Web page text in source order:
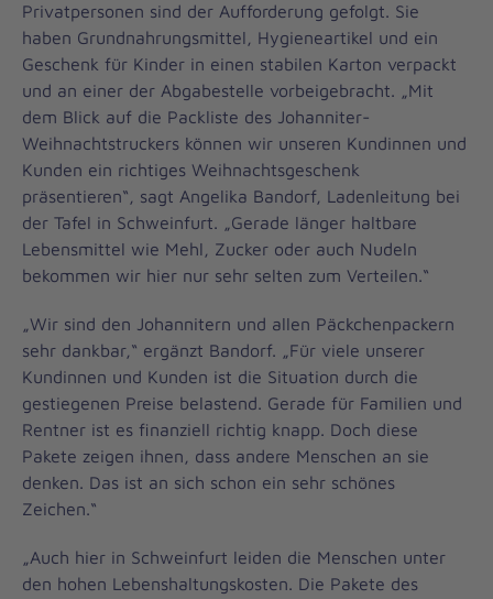
Privatpersonen sind der Aufforderung gefolgt. Sie
haben Grundnahrungsmittel, Hygieneartikel und ein
Geschenk für Kinder in einen stabilen Karton verpackt
und an einer der Abgabestelle vorbeigebracht. „Mit
dem Blick auf die Packliste des Johanniter-
Weihnachtstruckers können wir unseren Kundinnen und
Kunden ein richtiges Weihnachtsgeschenk
präsentieren“, sagt Angelika Bandorf, Ladenleitung bei
der Tafel in Schweinfurt. „Gerade länger haltbare
Lebensmittel wie Mehl, Zucker oder auch Nudeln
bekommen wir hier nur sehr selten zum Verteilen.“
„Wir sind den Johannitern und allen Päckchenpackern
sehr dankbar,“ ergänzt Bandorf. „Für viele unserer
Kundinnen und Kunden ist die Situation durch die
gestiegenen Preise belastend. Gerade für Familien und
Rentner ist es finanziell richtig knapp. Doch diese
Pakete zeigen ihnen, dass andere Menschen an sie
denken. Das ist an sich schon ein sehr schönes
Zeichen.“
„Auch hier in Schweinfurt leiden die Menschen unter
den hohen Lebenshaltungskosten. Die Pakete des